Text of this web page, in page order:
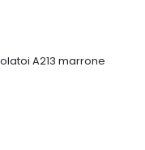
A213 marrone